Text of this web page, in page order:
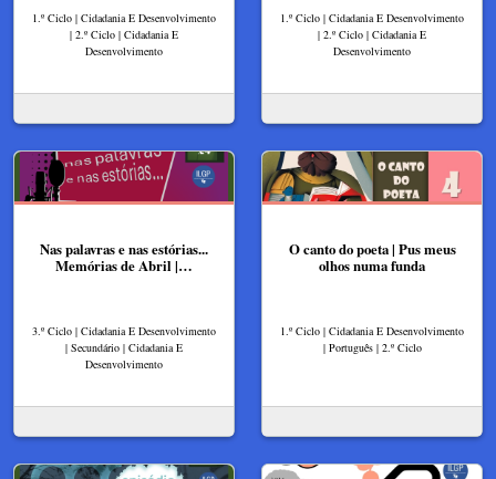
1.º Ciclo | Cidadania E Desenvolvimento
| 2.º Ciclo | Cidadania E
Desenvolvimento
1.º Ciclo | Cidadania E Desenvolvimento
| 2.º Ciclo | Cidadania E
Desenvolvimento
Nas palavras e nas estórias...
Memórias de Abril |…
3.º Ciclo | Cidadania E Desenvolvimento
| Secundário | Cidadania E
Desenvolvimento
O canto do poeta | Pus meus
olhos numa funda
1.º Ciclo | Cidadania E Desenvolvimento
| Português | 2.º Ciclo